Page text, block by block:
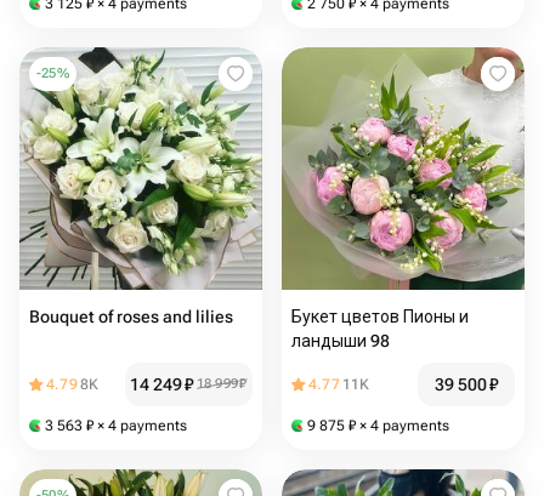
3 125 ₽ × 4 payments 2 750 ₽ × 4 payments
-25%
Bouquet of roses and lilies
4.798K 14 249₽ 18 999₽
3 563 ₽ × 4 payments
Букет цветов Пионы и
ландыши 98
4.77 11K 39 500₽
9 875 ₽ × 4 payments